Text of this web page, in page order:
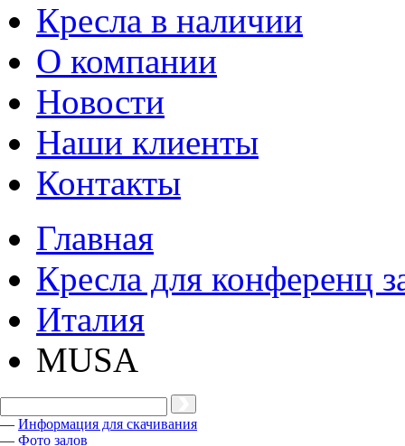
Кресла в наличии
О компании
Новости
Наши клиенты
Контакты
Главная
Кресла для конференц
Италия
MUSA
— Информация для скачивания
— Фото залов